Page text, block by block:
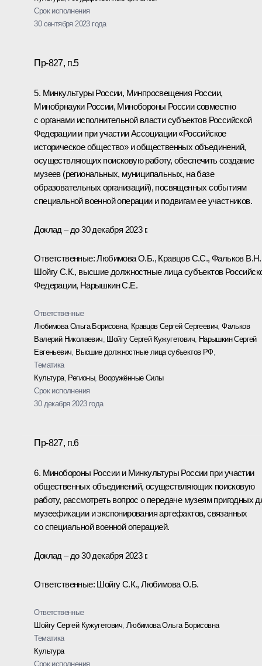
Срок исполнения
30 сентября 2023 года
Пр-827, п.5
5. Минкультуры России, Минпросвещения России,
Минобрнауки России, Минобороны России совместно
с органами исполнительной власти субъектов Российской
Федерации и при участии Ассоциации «Российское
историческое общество» и общественных объединений,
осуществляющих поисковую работу, обеспечить создание
музеев (региональных, муниципальных, на базе
образовательных организаций), посвященных событиям
специальной военной операции и подвигам ее участников.
Доклад – до 30 декабря 2023 г.
Ответственные: Любимова О.Б., Кравцов С.С., Фальков
Шойгу С.К., высшие должностные лица субъектов
Федерации, Нарышкин С.Е.
Ответственные
Любимова Ольга Борисовна, Кравцов Сергей Сергеевич ,Фальков
Валерий Николаевич Шойгу Сергей Кужугетович Нарышкин Сергей
Евгеньевич Высшие должностные лица субъектов РФ,
Тематика
Культура, Регионы, Вооружённые Силы
Срок исполнения
30 декабря 2023 года
Пр-827, п.6
6. Минобороны России и Минкультуры России при участии
общественных объединений, осуществляющих поисковую
работу, рассмотреть вопрос о передаче музеям пригодных
музеефикации и экспонирования артефактов, связанных
со специальной военной операцией.
Доклад – до 30 декабря 2023 г.
Ответственные: Шойгу С.К., Любимова О.Б.
Ответственные
Шойгу Сергей Кужугетович Любимова Ольга Борисовна
Тематика
Культура
Срок исполнения